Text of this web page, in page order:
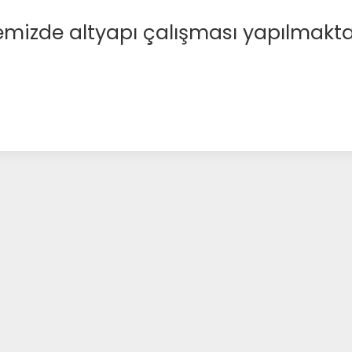
altyapı çalışması